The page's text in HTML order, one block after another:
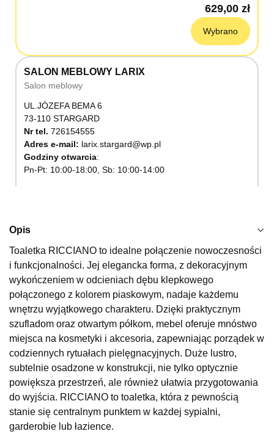
629,00 zł
Wybrano
SALON MEBLOWY LARIX
Salon meblowy
UL.JÓZEFA BEMA 6
73-110 STARGARD
Nr tel. 726154555
Adres e-mail: larix.stargard@wp.pl
Godziny otwarcia
Pn-Pt: 10:00-18:00, Sb: 10:00-14:00
SALON MEBLOWY KUBUŚ
Salon meblowy
66-470 KOSTRZYN NAD ODRĄ
Nr tel.507103199
Godziny otwarcia
Pn-Pt: 10:00-18:00, Sb: 10:00-14:00
629,00 zł
Wybierz
SALON MEBLOWY M JAK MEBLE
Opis
Toaletka RICCIANO to idealne połączenie nowoczesności
i funkcjonalności. Jej elegancka forma, z dekoracyjnym
wykończeniem w odcieniach dębu klepkowego
połączonego z kolorem piaskowym, nadaje każdemu
wnętrzu wyjątkowego charakteru. Dzięki praktycznym
szufladom oraz otwartym półkom, mebel oferuje mnóstwo
miejsca na kosmetyki i akcesoria, zapewniając porządek w
codziennych rytuałach pielęgnacyjnych. Duże lustro,
subtelnie osadzone w konstrukcji, nie tylko optycznie
powiększa przestrzeń, ale również ułatwia przygotowania
do wyjścia. RICCIANO to toaletka, która z pewnością
stanie się centralnym punktem w każdej sypialni,
garderobie lub łazience.